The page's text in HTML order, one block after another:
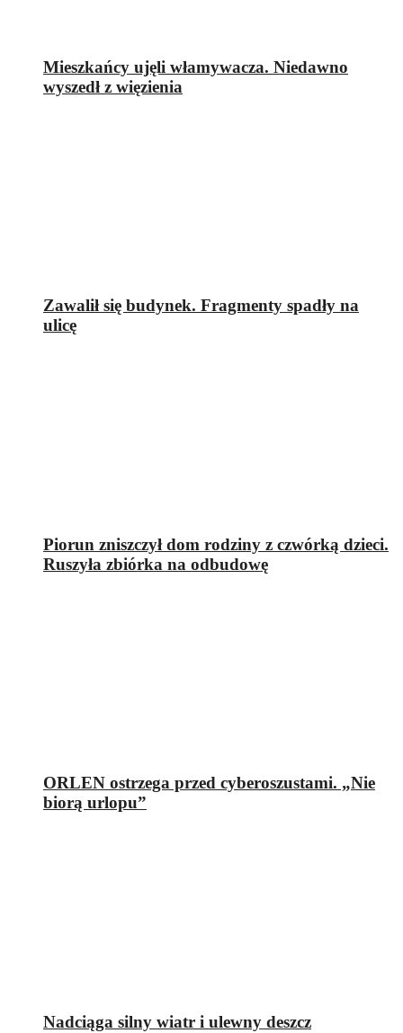
Mieszkańcy ujęli włamywacza. Niedawno
wyszedł z więzienia
Zawalił się budynek. Fragmenty spadły na
ulicę
Piorun zniszczył dom rodziny z czwórką dzieci.
Ruszyła zbiórka na odbudowę
ORLEN ostrzega przed cyberoszustami. „Nie
biorą urlopu”
Nadciąga silny wiatr i ulewny deszcz